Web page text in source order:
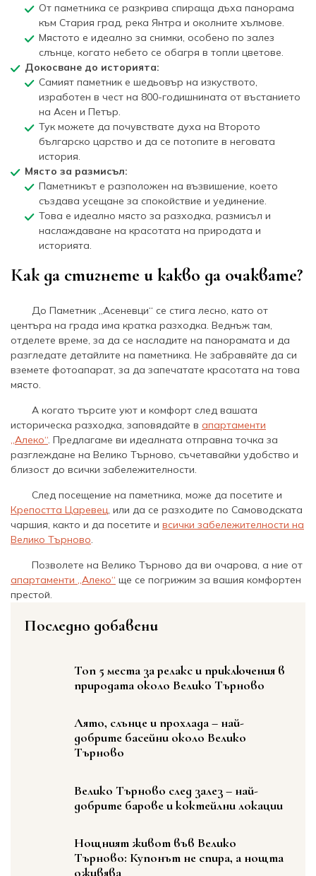
От паметника се разкрива спираща дъха панорама
към Стария град, река Янтра и околните хълмове.
Мястото е идеално за снимки, особено по залез
слънце, когато небето се обагря в топли цветове.
Докосване до историята:
Самият паметник е шедьовър на изкуството,
изработен в чест на 800-годишнината от въстанието
на Асен и Петър.
Тук можете да почувствате духа на Второто
българско царство и да се потопите в неговата
история.
Място за размисъл:
Паметникът е разположен на възвишение, което
създава усещане за спокойствие и уединение.
Това е идеално място за разходка, размисъл и
наслаждаване на красотата на природата и
историята.
Как да стигнете и какво да очаквате?
До Паметник „Асеневци“ се стига лесно, като от
центъра на града има кратка разходка. Веднъж там,
отделете време, за да се насладите на панорамата и да
разгледате детайлите на паметника. Не забравяйте да си
вземете фотоапарат, за да запечатате красотата на това
място.
А когато търсите уют и комфорт след вашата
историческа разходка, заповядайте в апартаменти
„Алеко“ . Предлагаме ви идеалната отправна точка за
разглеждане на Велико Търново, съчетавайки удобство и
близост до всички забележителности.
След посещение на паметника, може да посетите и
Крепостта Царевец , или да се разходите по Самоводската
чаршия, както и да посетите и всички забележителности на
Велико Търново
Позволете на Велико Търново да ви очарова, а ние от
апартаменти „Алеко“ ще се погрижим за вашия комфортен
престой.
Последно добавени
Топ 5 места за релакс и приключения в
природата около Велико Търново
Лято, слънце и прохлада – най-
добрите басейни около Велико
Търново
Велико Търново след залез – най-
добрите барове и коктейлни локации
Нощният живот във Велико
Търново: Купонът не спира, а нощта
оживява